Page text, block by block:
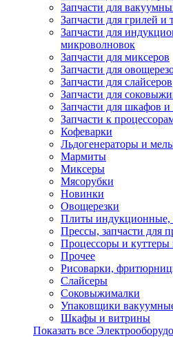
Запчасти для
Запчасти для грилей и
Запчасти для
микроволновок
Запчасти для миксеров
Запчасти для
Запчасти для слайсеров
Запчасти для
Запчасти для шкафов и
Запчасти к
Кофеварки
Льдогенераторы и
Мармиты
Миксеры
Мясорубки
Новинки
Овощерезки
Плиты индукционные,
Прессы, запчасти для
Процессоры и куттеры
Прочее
Рисоварки,
Слайсеры
Соковыжималки
Упаковщики
Шкафы и витрины
Показать все